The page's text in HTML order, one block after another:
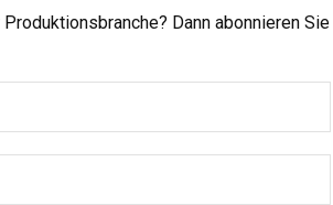
Dann abonnieren Sie